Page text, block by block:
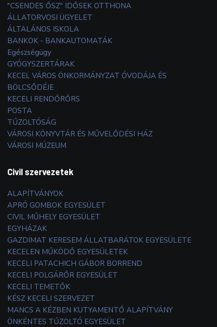
"CSENDES ŐSZ" IDŐSEK OTTHONA
ÁLLATORVOSI ÜGYELET
ÁLTALÁNOS ISKOLA
BANKOK - BANKAUTOMATÁK
Egészségügy
GYÓGYSZERTÁRAK
KECEL VÁROS ÖNKORMÁNYZAT ÓVODÁJA ÉS
BÖLCSŐDÉJE
KECELI RENDŐRŐRS
POSTA
TŰZOLTÓSÁG
VÁROSI KÖNYVTÁR ÉS MŰVELŐDÉSI HÁZ
VÁROSI MÚZEUM
Civil szervezetek
ALAPÍTVÁNYOK
APRÓ GOMBOK EGYESÜLET
CIVIL MŰHELY EGYESÜLET
EGYHÁZAK
GAZDIMAT KERESEM ÁLLATBARÁTOK EGYESÜLETE
KECELEN MŰKÖDŐ EGYESÜLETEK
KECELI PATACHICH GÁBOR BORREND
KECELI POLGÁRŐR EGYESÜLET
KECELI TEMETŐK
KÉSZ KECELI SZERVEZET
MANCS A KÉZBEN KUTYAMENTŐ ALAPÍTVÁNY
ÖNKÉNTES TŰZOLTÓ EGYESÜLET